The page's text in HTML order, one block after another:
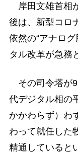
岸田文雄首相
後は、新型コロ
依然の“アナロ
タル改革が急務
その司令塔が9
代デジタル相の
かかわらず）わ
わって就任した
精通していると